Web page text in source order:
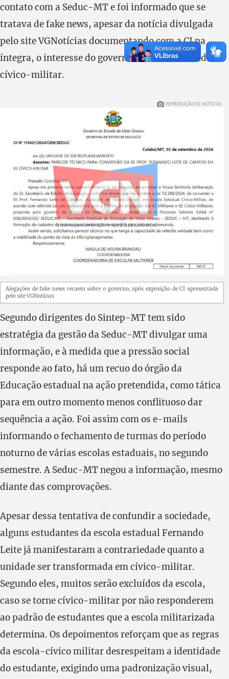
contato com a Seduc-MT e foi informado que se
tratava de fake news, apesar da notícia divulgada
pelo site VGNotícias documentando com a CI na
íntegra, o interesse do governo em tornar a unidade
cívico-militar.
REPRODUÇÃO/VG NOTÍCIAS
Alegações de fake news recaem sobre o governo, após exposição de CI apresentada
pelo site VGNotícias
Segundo dirigentes do Sintep-MT tem sido
estratégia da gestão da Seduc-MT divulgar uma
informação, e à medida que a pressão social
responde ao fato, há um recuo do órgão da
Educação estadual na ação pretendida, como tática
para em outro momento menos conflituoso dar
sequência a ação. Foi assim com os e-mails
informando o fechamento de turmas do período
noturno de várias escolas estaduais, no segundo
semestre. A Seduc-MT negou a informação, mesmo
diante das comprovações.
Apesar dessa tentativa de confundir a sociedade,
alguns estudantes da escola estadual Fernando
Leite já manifestaram a contrariedade quanto a
unidade ser transformada em cívico-militar.
Segundo eles, muitos serão excluídos da escola,
caso se torne cívico-militar por não responderem
ao padrão de estudantes que a escola militarizada
determina. Os depoimentos reforçam que as regras
da escola-cívico militar desrespeitam a identidade
do estudante, exigindo uma padronização visual,